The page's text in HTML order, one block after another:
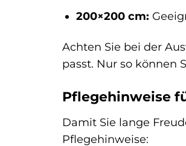
200×200 cm:
Achten Sie bei der
passt. Nur so können
Pflegehinweise
Damit Sie lange
Pflegehinweise: